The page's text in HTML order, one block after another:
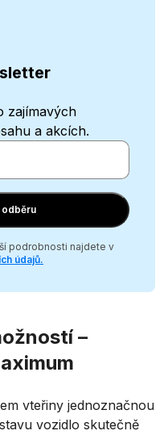
zajímavých
a akcích.
odběru
podrobnosti najdete v
údajů.
–
vteřiny jednoznačnou
vozidlo skutečně